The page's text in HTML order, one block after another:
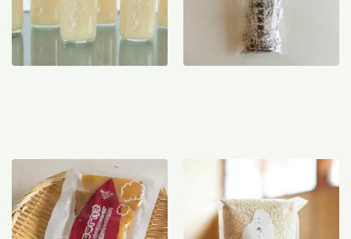
紅はるか干し芋 100g
950円
仁井田本家の米糀 500g